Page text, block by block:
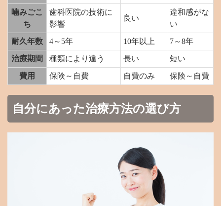
噛みごこ
ち
歯科医院の技術に
影響
良い
違和感がな
い
耐久年数 4～5年 10年以上 7～8年
治療期間 種類により違う 長い 短い
費用 保険～自費 自費のみ 保険～自費
自分にあった治療方法の選び方